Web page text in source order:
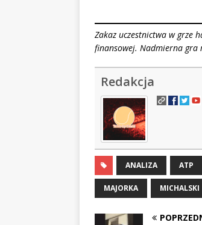
Zakaz uczestnictwa w grze
finansowej. Nadmierna gra
Redakcja
ANALIZA ATP
MAJORKA MICHALSKI